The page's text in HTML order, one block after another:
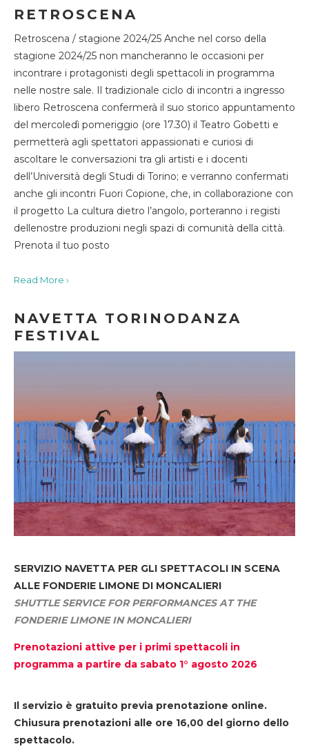
RETROSCENA
Retroscena / stagione 2024/25 Anche nel corso della
stagione 2024/25 non mancheranno le occasioni per
incontrare i protagonisti degli spettacoli in programma
nelle nostre sale. Il tradizionale ciclo di incontri a ingresso
libero Retroscena confermerà il suo storico appuntamento
del mercoledì pomeriggio (ore 17.30) il Teatro Gobetti e
permetterà agli spettatori appassionati e curiosi di
ascoltare le conversazioni tra gli artisti e i docenti
dell’Università degli Studi di Torino; e verranno confermati
anche gli incontri Fuori Copione, che, in collaborazione con
il progetto La cultura dietro l’angolo, porteranno i registi
dellenostre produzioni negli spazi di comunità della città.
Prenota il tuo posto
Read More ›
NAVETTA TORINODANZA
FESTIVAL
SERVIZIO NAVETTA PER GLI SPETTACOLI IN SCENA
ALLE FONDERIE LIMONE DI MONCALIERI
SHUTTLE SERVICE FOR PERFORMANCES AT THE
FONDERIE LIMONE IN MONCALIERI
Prenotazioni attive per i primi spettacoli in
programma a partire da sabato 1° agosto 2026
Il servizio è gratuito previa prenotazione online.
Chiusura prenotazioni alle ore 16,00 del giorno dello
spettacolo.